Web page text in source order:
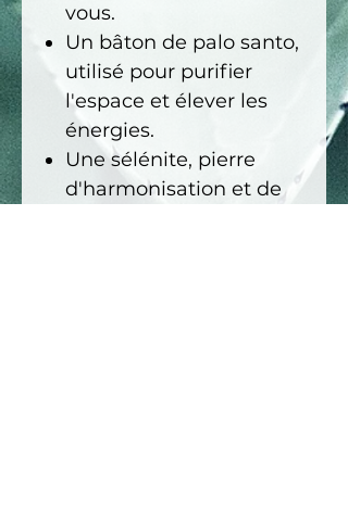
vous.
Un bâton de palo santo,
utilisé pour purifier
l'espace et élever les
énergies.
Une sélénite, pierre
d'harmonisation et de